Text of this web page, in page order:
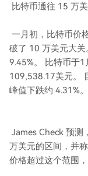
比特币通往 15 万
一月初，比特币价
破了 10 万美元大
9.45%。 比特币于
109,538.17美元。
峰值下跌约 4.31%。
James Check 预测
万美元的区间，并
价格超过这个范围